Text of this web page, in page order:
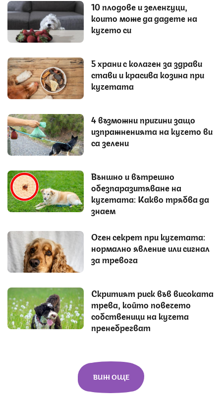
10 плодове и зеленчуци,
които може да дадете на
кучето си
5 храни с колаген за здрави
стави и красива козина при
кучетата
4 възможни причини защо
изпражненията на кучето ви
са зелени
Външно и вътрешно
обезпаразитяване на
кучетата: Какво трябва да
знаем
Очен секрет при кучетата:
нормално явление или сигнал
за тревога
Скритият риск във високата
трева, който повечето
собственици на кучета
пренебрегват
ВИЖ ОЩЕ